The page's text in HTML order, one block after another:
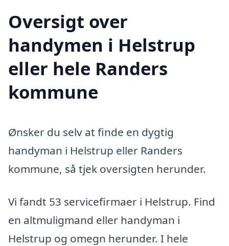
Oversigt over
handymen i Helstrup
eller hele Randers
kommune
Ønsker du selv at finde en dygtig
handyman i Helstrup eller Randers
kommune, så tjek oversigten herunder.
Vi fandt 53 servicefirmaer i Helstrup. Find
en altmuligmand eller handyman i
Helstrup og omegn herunder. I hele